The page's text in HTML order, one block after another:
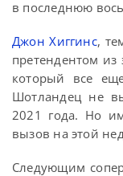
в последнюю
Джон Хиггинс,
претендентом из
который все
Шотландец не
2021 года. Но
вызов на этой
Следующим